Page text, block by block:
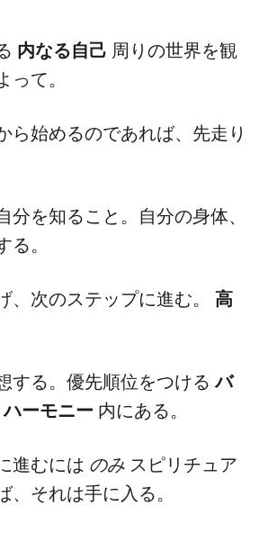
内なる自己 周りの世界を観
って。
ら始めるのであれば、先走り
分を知ること。自分の身体、
る。
、次のステップに進む。 高
する。優先順位をつけるバ
ハーモニー 内にある。
進むには のみ スピリチュア
、それは手に入る。